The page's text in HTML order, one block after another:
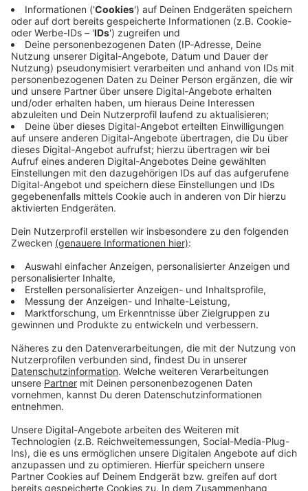
Immer auf dem Laufenden
bleiben!
Verpass' nichts mehr - mit unserem kostenlosen
ANTENNE BAYERN Newsletter. Ob Nachrichten,
Lifestyle oder unsere neuesten Aktionen - wir
informieren dich.
Zum Newsletter anmelden
Du möchtest uns etwas sagen?
Studio Hotline
Kontaktformular